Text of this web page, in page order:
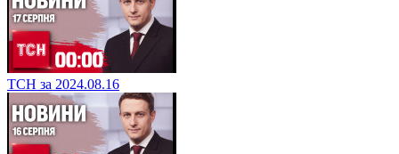
ТСН за 2024.08.16